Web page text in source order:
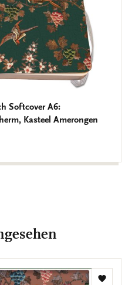
Softcover A6:
Kasteel Amerongen